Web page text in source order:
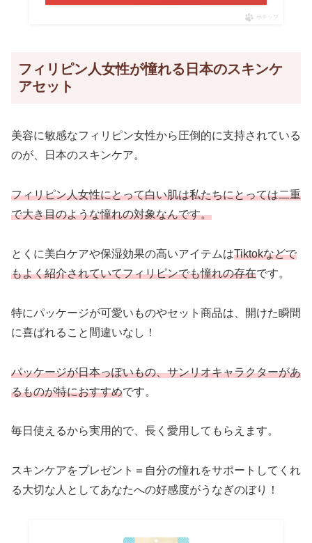
ポチップ
フィリピン人女性が憧れる日本のスキンケ
アセット
美容に敏感なフィリピン女性から圧倒的に支持されている
のが、日本のスキンケア。
フィリピン人女性にとって白い肌は私たちにとっては二重
で大き目のような憧れの対象なんです。
とくに美白ケアや保湿効果の高いアイテムはTiktokなどで
もよく紹介されていてフィリピンでも憧れの存在です。
特にパッケージが可愛いものやセット商品は、開けた瞬間
に喜ばれること間違いなし！
パッケージが日本っぽいもの、サンリオキャラクターがあ
るものが特におすすめです。
毎日使えるから実用的で、長く愛用してもらえます。
スキンケアをプレゼント＝自分の憧れをサポートしてくれ
る大切な人としてあなたへの好感度がうなぎのぼり！